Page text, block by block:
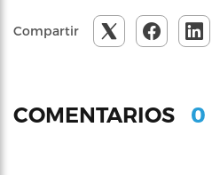
Compartir
COMENTARIOS 0